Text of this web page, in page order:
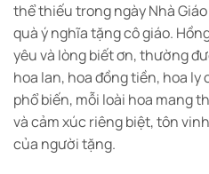
thể thiếu trong ngày Nhà
quà ý nghĩa tặng cô giáo.
yêu và lòng biết ơn, thường
hoa lan, hoa đồng tiền, hoa
phổ biến, mỗi loài hoa mang
và cảm xúc riêng biệt, tôn
của người tặng.